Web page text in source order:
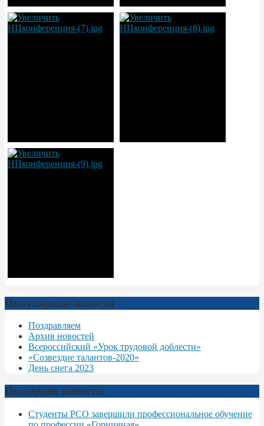
Популярные новости
Поздравляем
Архив новостей
Всероссийский «Урок трудовой доблести»
«Созвездие талантов-2020»
День снега 2023
Последние новости
Студенты РСО завершили профессиональное обучение